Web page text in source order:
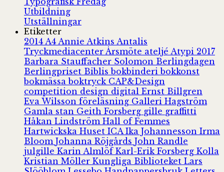
Utbildning
Utställningar
Etiketter
2014 A4 Annie Atkins Antalis
Tryckmediacenter Årsmöte ateljé Atypi 2017
Barbara Stauffacher Solomon Berlingdagen
Berlingpriset Biblisbokbinderibokkonst
bokmässaboktryck CAP&Design
competition design digital Ernst Billgren
Eva Wilsson föreläsning Galleri Hagström
Gamla stan Geith Forsberg gille graffitti
Håkan Lindström Hall of Femmes
Hartwickska Huset ICA Ika Johannesson Irma
Bloom Johanna Röjgårds John Randle
julgille Karin Almlöf Karl-Erik Forsberg Kolla
Kristian Möller Kungliga Biblioteket Lars